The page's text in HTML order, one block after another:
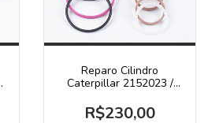
Reparo Cilindro
Caterpillar 2152023 /
R$230,00